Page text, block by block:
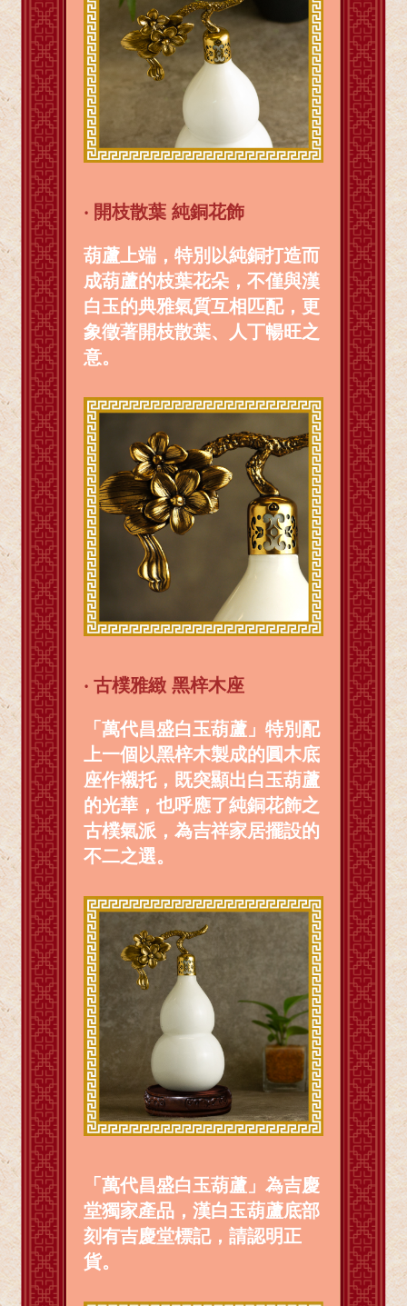
‧ 開枝散葉 純銅花飾
葫蘆上端，特別以純銅打造而
成葫蘆的枝葉花朵，不僅與漢
白玉的典雅氣質互相匹配，更
象徵著開枝散葉、人丁暢旺之
意。
‧古樸雅緻 黑梓木座
「萬代昌盛白玉葫蘆」特別配
上一個以黑梓木製成的圓木底
座作襯托，既突顯出白玉葫蘆
的光華，也呼應了純銅花飾之
古樸氣派，為吉祥家居擺設的
不二之選。
「萬代昌盛白玉葫蘆」為吉慶
堂獨家產品，漢白玉葫蘆底部
刻有吉慶堂標記，請認明正
貨。